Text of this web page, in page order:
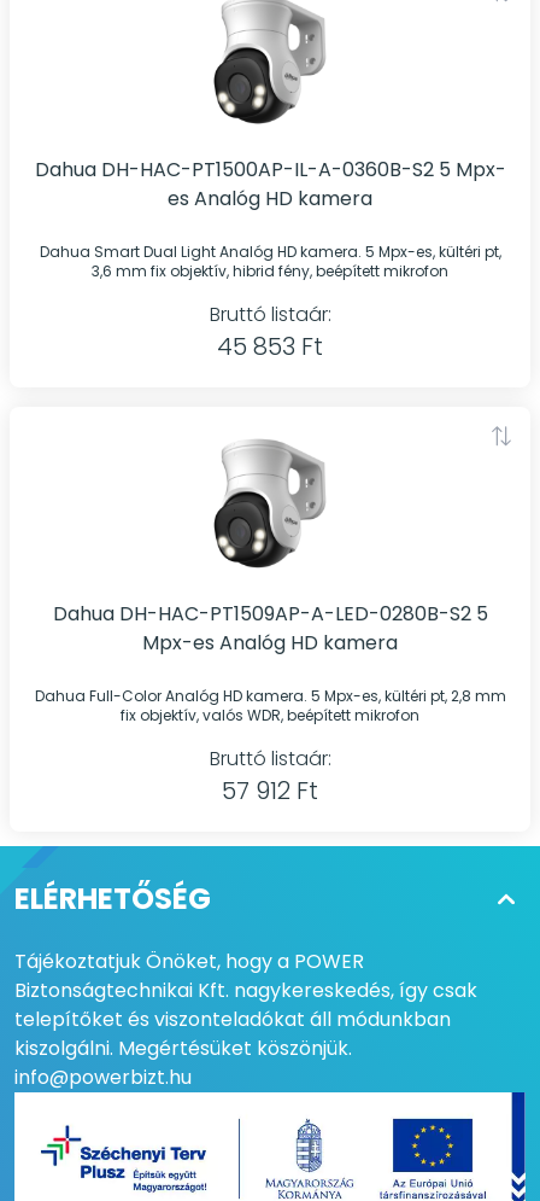
Dahua DH-HAC-PT1500AP-IL-A-0360B-S2 5 Mpx-
es Analóg HD kamera
Dahua Smart Dual Light Analóg HD kamera. 5 Mpx-es, kültéri pt,
3,6 mm fix objektív, hibrid fény, beépített mikrofon
Bruttó listaár:
45 853 Ft
Dahua DH-HAC-PT1509AP-A-LED-0280B-S2 5
Mpx-es Analóg HD kamera
Dahua Full-Color Analóg HD kamera. 5 Mpx-es, kültéri pt, 2,8 mm
fix objektív, valós WDR, beépített mikrofon
Bruttó listaár:
57 912 Ft
ELÉRHETŐSÉG
Tájékoztatjuk Önöket, hogy a POWER
Biztonságtechnikai Kft. nagykereskedés, így csak
telepítőket és viszonteladókat áll módunkban
kiszolgálni. Megértésüket köszönjük.
info@powerbizt.hu